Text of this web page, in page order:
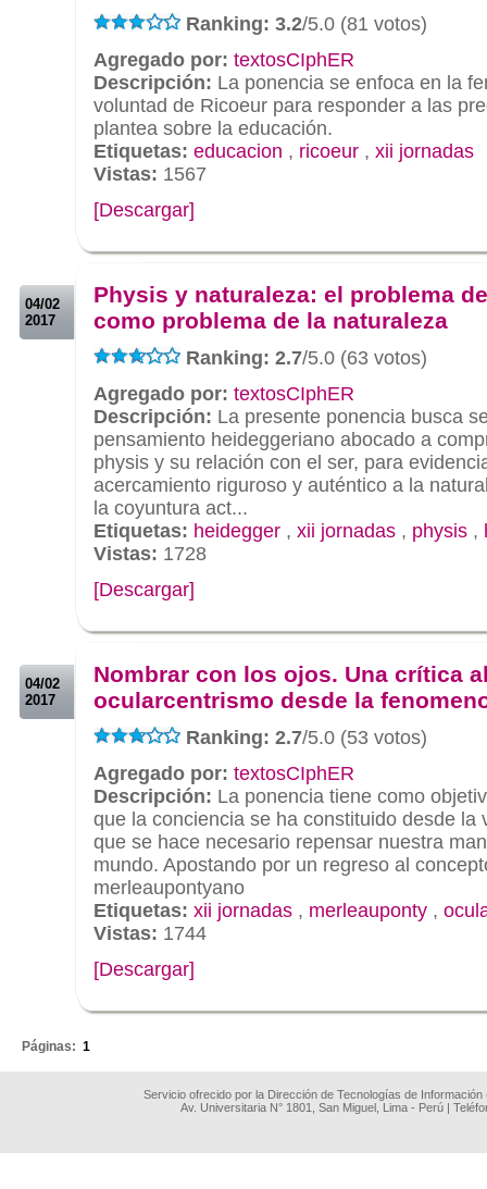
Ranking: 3.2/5.0 (81 votos)
Agregado por: textosCIphER
Descripción: La ponencia se enfoca en la
voluntad de Ricoeur para responder a las
plantea sobre la educación.
Etiquetas: educacion , ricoeur , xii jornadas
Vistas: 1567
[Descargar]
04/02
2017
Physis y naturaleza: el problema
como problema de la naturaleza
Ranking: 2.7/5.0 (63 votos)
Agregado por: textosCIphER
Descripción: La presente ponencia busca
pensamiento heideggeriano abocado a
physis y su relación con el ser, para
acercamiento riguroso y auténtico a la
la coyuntura act...
Etiquetas: heidegger , xii jornadas , physis ,
Vistas: 1728
[Descargar]
04/02
2017
Nombrar con los ojos. Una crítica
ocularcentrismo desde la
Ranking: 2.7/5.0 (53 votos)
Agregado por: textosCIphER
Descripción: La ponencia tiene como
que la conciencia se ha constituido desde la
que se hace necesario repensar nuestra
mundo. Apostando por un regreso al
merleaupontyano
Etiquetas: xii jornadas , merleauponty ,
Vistas: 1744
[Descargar]
Páginas: 1
Servicio ofrecido por la Dirección de Tecnologías de
Av. Universitaria N° 1801, San Miguel, Lima - Perú |